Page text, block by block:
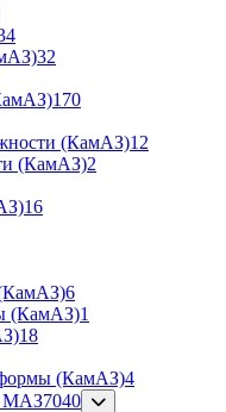
32
170
(КамАЗ)12
(КамАЗ)2
16
6
(КамАЗ)1
18
(КамАЗ)4
МАЗ7040